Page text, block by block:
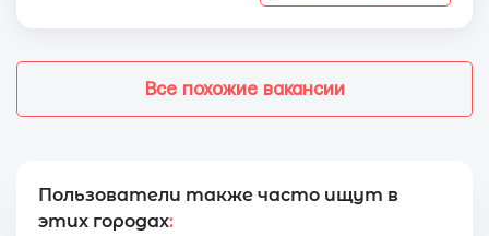
Все похожие вакансии
Пользователи также часто ищут в
этих городах: